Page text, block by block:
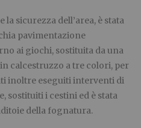
sicurezza dell’area, è stata
pavimentazione
ai giochi, sostituita da una
calcestruzzo a tre colori, per
inoltre eseguiti interventi di
sostituiti i cestini ed è stata
della fognatura.